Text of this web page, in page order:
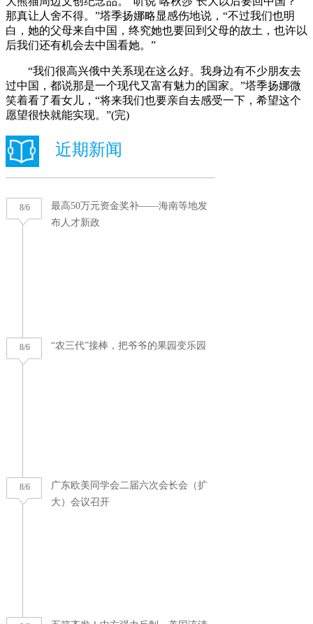
那真让人舍不得。”塔季扬娜略显感伤地说，“不过我们也明
白，她的父母来自中国，终究她也要回到父母的故土，也许以
后我们还有机会去中国看她。”
“我们很高兴俄中关系现在这么好。我身边有不少朋友去
过中国，都说那是一个现代又富有魅力的国家。”塔季扬娜微
笑着看了看女儿，“将来我们也要亲自去感受一下，希望这个
愿望很快就能实现。”(完)